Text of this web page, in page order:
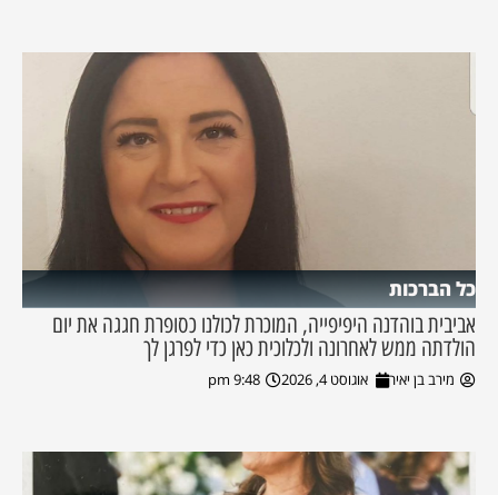
כל הברכות
אביבית בוהדנה היפיפייה, המוכרת לכולנו כסופרת חגגה את יום
הולדתה ממש לאחרונה ולכלוכית כאן כדי לפרגן לך
מירב בן יאיר אוגוסט 4, 2026 9:48 pm